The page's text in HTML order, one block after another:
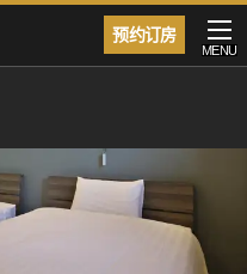
预约订房
MENU